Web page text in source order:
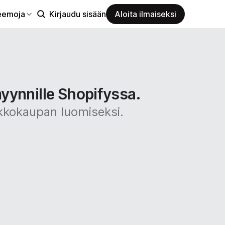
Kirjaudu sisään Aloita ilmaiseksi
Shopifyssa.
luomiseksi.